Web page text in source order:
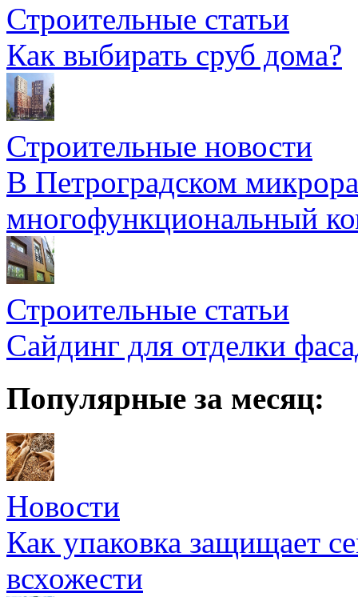
Строительные статьи
Как выбирать сруб дома?
Строительные новости
В Петроградском
многофункциональный
Строительные статьи
Сайдинг для отделки
Популярные за месяц:
Новости
Как упаковка защищает
всхожести